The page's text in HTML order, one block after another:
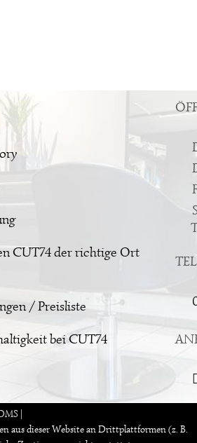
CUT74 der richtige Ort
/ Preisliste
bei CUT74
aus dieser Website an Drittplattformen (z. B.